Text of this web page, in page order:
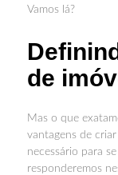
Vamos lá?
de
Mas o que
vantagens de
necessário para
responderemos